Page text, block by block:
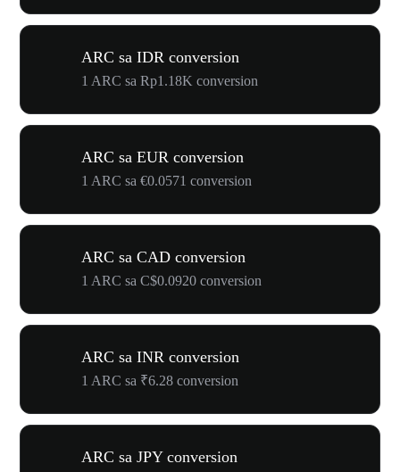
ARC sa IDR conversion
1 ARC sa Rp1.18K conversion
ARC sa EUR conversion
1 ARC sa €0.0571 conversion
ARC sa CAD conversion
1 ARC sa C$0.0920 conversion
ARC sa INR conversion
1 ARC sa ₹6.28 conversion
ARC sa JPY conversion